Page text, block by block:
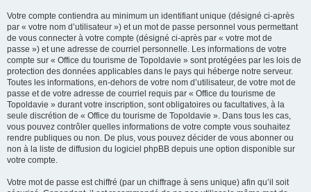
Votre compte contiendra au minimum un identifiant unique (désigné ci-après
par « votre nom d’utilisateur ») et un mot de passe personnel vous permettant
de vous connecter à votre compte (désigné ci-après par « votre mot de
passe ») et une adresse de courriel personnelle. Les informations de votre
compte sur « Office du tourisme de Topoldavie » sont protégées par les lois de
protection des données applicables dans le pays qui héberge notre serveur.
Toutes les informations, en-dehors de votre nom d’utilisateur, de votre mot de
passe et de votre adresse de courriel requis par « Office du tourisme de
Topoldavie » durant votre inscription, sont obligatoires ou facultatives, à la
seule discrétion de « Office du tourisme de Topoldavie ». Dans tous les cas,
vous pouvez contrôler quelles informations de votre compte vous souhaitez
rendre publiques ou non. De plus, vous pouvez décider de vous abonner ou
non à la liste de diffusion du logiciel phpBB depuis une option disponible sur
votre compte.
Votre mot de passe est chiffré (par un chiffrage à sens unique) afin qu’il soit